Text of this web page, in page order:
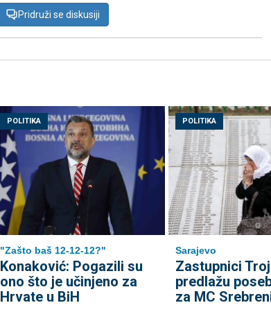
Pridruži se diskusiji
POLITIKA
"Zašto baš 12-12-12?"
Konaković: Pogazili su
ono što je učinjeno za
Hrvate u BiH
POLITIKA
Sarajevo
Zastupnici
predlažu
za MC